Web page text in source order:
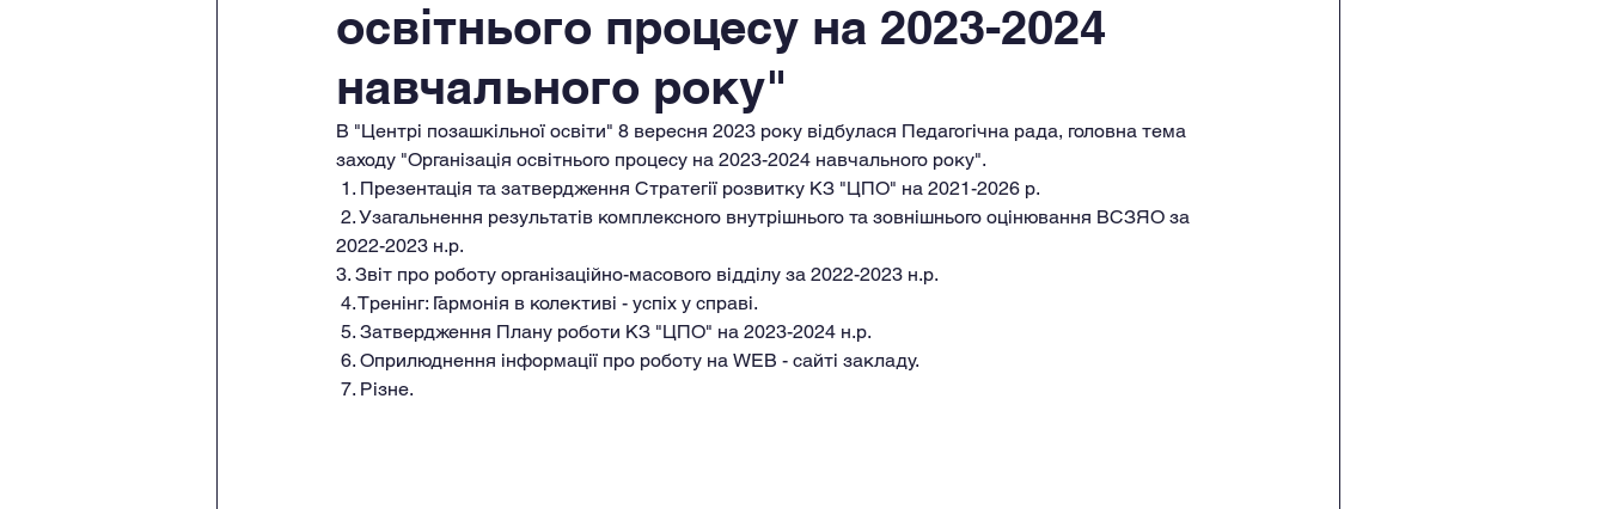
освітнього процесу на 2023-2024
навчального року"
В "Центрі позашкільної освіти" 8 вересня 2023 року відбулася Педагогічна рада, головна тема
заходу "Організація освітнього процесу на 2023-2024 навчального року".
1. Презентація та затвердження Стратегії розвитку КЗ "ЦПО" на 2021-2026 р.
2022-2023 н.р.
3. Звіт про роботу організаційно-масового відділу за 2022-2023 н.р.
4. Тренінг: Гармонія в колективі - успіх у справі.
5. Затвердження Плану роботи КЗ "ЦПО" на 2023-2024 н.р.
6. Оприлюднення інформації про роботу на WEB - сайті закладу.
7. Різне.